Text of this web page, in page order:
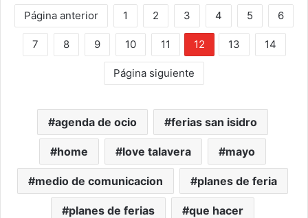
Página anterior 1 2 3 4 5 6
7 8 9 10 11 12 13 14
Página siguiente
agenda de ocio ferias san isidro
home love talavera mayo
medio de comunicacion planes de feria
planes de ferias que hacer